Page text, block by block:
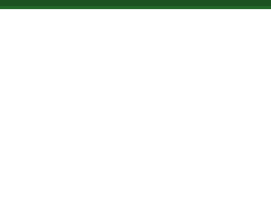
Skip to main content